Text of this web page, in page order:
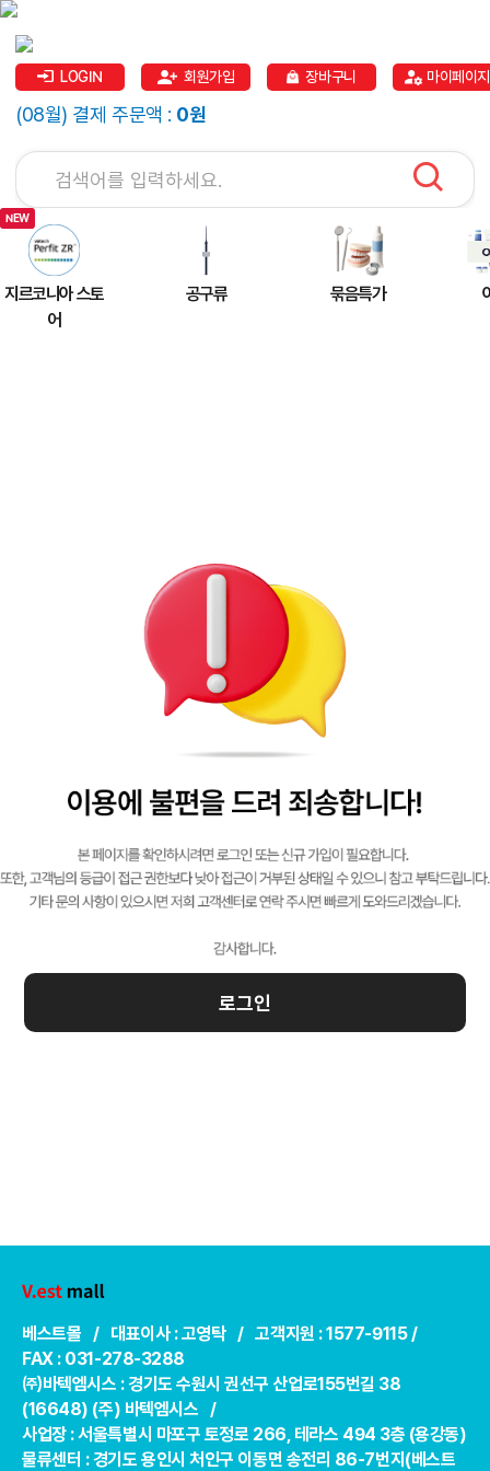
LOGIN 회원가입 장바구니 마이페이지
(08월) 결제 주문액 : 0원
지르코니아 스토
어
공구류 묶음특가
로그인
베스트몰 / 대표이사 : 고영탁 / 고객지원 : 1577-9115 /
FAX : 031-278-3288
㈜바텍엠시스 : 경기도 수원시 권선구 산업로155번길 38
(16648) (주) 바텍엠시스 /
사업장 : 서울특별시 마포구 토정로 266, 테라스 494 3층 (용강동)
물류센터 : 경기도 용인시 처인구 이동면 송전리 86-7번지(베스트